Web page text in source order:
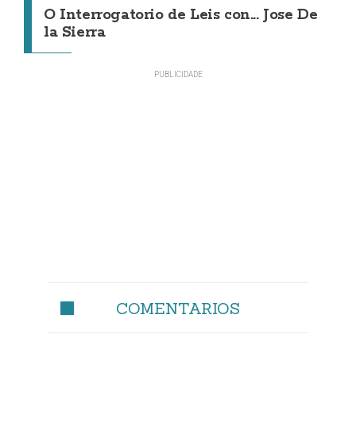
O Interrogatorio de Leis con... Jose De
la Sierra
COMENTARIOS